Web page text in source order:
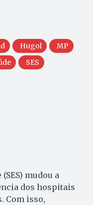
Hugol
MP
SES
mudou a
dos hospitais
Com isso,